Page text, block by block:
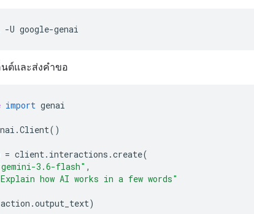
-U
นต์และส่งคำขอ
import genai
.Client()
= client. interactions .create(
3.6-flash" ,
how AI works in a few words"
.output_text)